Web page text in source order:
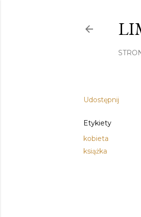
Udostępnij
Etykiety
kobieta
książka